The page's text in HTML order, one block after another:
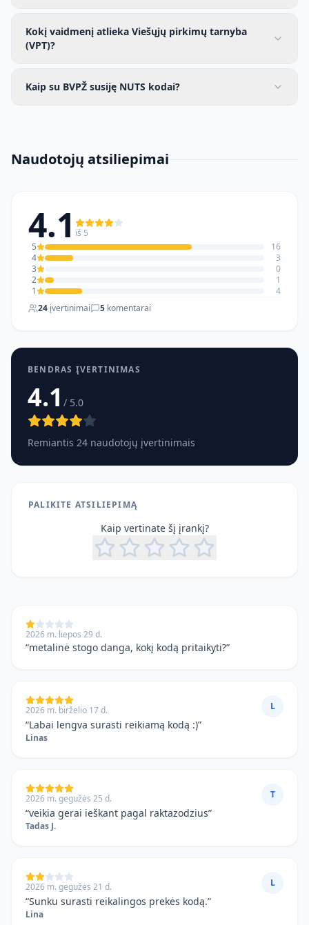
Kokį vaidmenį atlieka Viešųjų pirkimų tarnyba
(VPT)?
Kaip su BVPŽ susiję NUTS kodai?
Naudotojų atsiliepimai
4.1 iš 5
5
16
4
3
3
0
2
1
1
4
24 įvertinimai 5 komentarai
BENDRAS ĮVERTINIMAS
4.1 / 5.0
Remiantis 24 naudotojų įvertinimais
PALIKITE ATSILIEPIMĄ
Kaip vertinate šį įrankį?
2026 m. liepos 29 d.
“metalinė stogo danga, kokį kodą pritaikyti?”
2026 m. birželio 17 d. L
“Labai lengva surasti reikiamą kodą :)”
Linas
2026 m. gegužės 25 d. T
“veikia gerai ieškant pagal raktazodzius”
Tadas J.
2026 m. gegužės 21 d. L
“Sunku surasti reikalingos prekės kodą.”
Lina